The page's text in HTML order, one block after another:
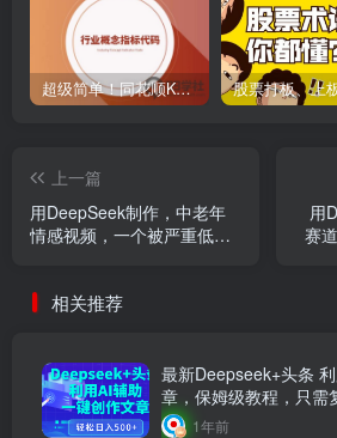
超级简单！同花顺K线界面显示行业概念指标代码图解
上一篇
用DeepSeek制作，中老年
情感视频，一个被严重低估
用
赛
相关推荐
最新Deepseek+头条
章，保姆级教程，只需
数
1年前